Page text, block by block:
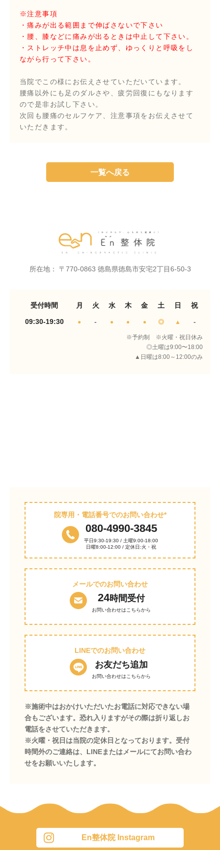
※注意事項
・痛みが出る範囲まで伸ばさないで下さい
・腰、膝などに痛みが出るときは中止して下さい。
・ストレッチ中は息を止めず、ゆっくりと呼吸をし
ながら行って下さい。
当院でこの様にお伝えさせていただいています。
腰痛以外にも足のダルさや、疲労回復にもなります
ので是非お試し下さい。
次回も腰痛のセルフケア、注意事項をお伝えさせて
いただきます。
一覧へ戻る
所在地： 〒770-0863 徳島県徳島市安宅2丁目6-50-3
受付時間 月 火 水 木 金 土 日 祝
09:30-19:30 ● - ● ● ● ◎ ▲ -
※予約制 ※火曜・祝日休み
◎土曜は9:00〜18:00
▲日曜は8:00～12:00のみ
院専用・電話番号でのお問い合わせ*
080-4990-3845
平日9:30-19:30 / 土曜9:00-18:00
日曜8:00-12:00 / 定休日:火・祝
メールでのお問い合わせ
24時間受付
お問い合わせはこちらから
LINEでのお問い合わせ
お友だち追加
お問い合わせはこちらから
※施術中はおかけいただいたお電話に対応できない場
合もございます。恐れ入りますがその際は折り返しお
電話をさせていただきます。
※火曜・祝日は当院の定休日となっております。受付
時間外のご連絡は、LINEまたはメールにてお問い合わ
せをお願いいたします。
En整体院 Instagram